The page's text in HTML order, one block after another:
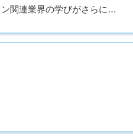
関連業界の学びがさらに…